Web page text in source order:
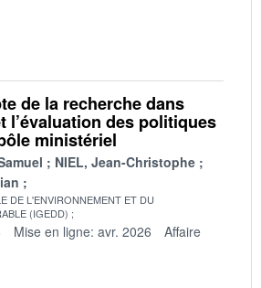
de la recherche dans
l’évaluation des politiques
ministériel
NIEL, Jean-Christophe
DE L'ENVIRONNEMENT ET DU
(IGEDD)
Mise en ligne: avr. 2026
Affaire